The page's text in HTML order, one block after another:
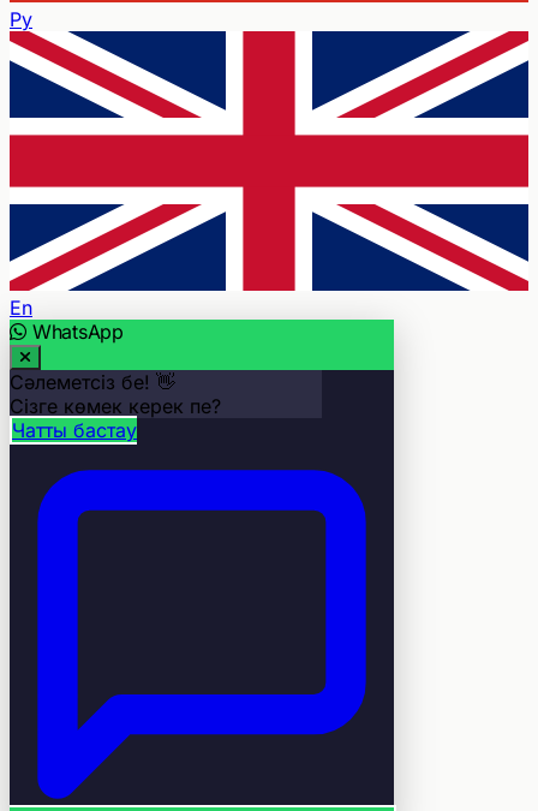
Ру
En
WhatsApp
Сәлеметсіз бе! 👋
Сізге көмек керек пе?
Чатты бастау